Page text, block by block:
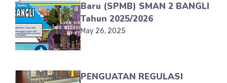
Baru (SPMB) SMAN 2 BANGLI
Tahun 2025/2026
May 26, 2025
PENGUATAN REGULASI